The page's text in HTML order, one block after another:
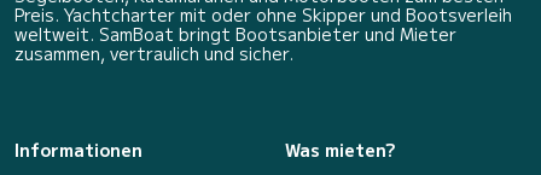
Preis. Yachtcharter mit oder ohne Skipper und Bootsverleih
weltweit. SamBoat bringt Bootsanbieter und Mieter
zusammen, vertraulich und sicher.
Informationen
Was mieten?